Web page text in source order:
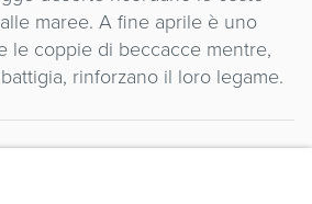
maree. A fine aprile è uno
le coppie di beccacce mentre,
rinforzano il loro legame.